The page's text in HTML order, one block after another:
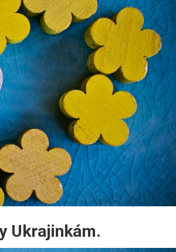
Ukrajinkám.